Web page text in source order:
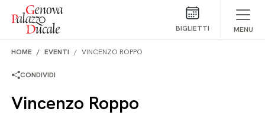
Salta al contenuto
BIGLIETTI MENU
HOME EVENTI VINCENZO ROPPO
CONDIVIDI
Vincenzo Roppo